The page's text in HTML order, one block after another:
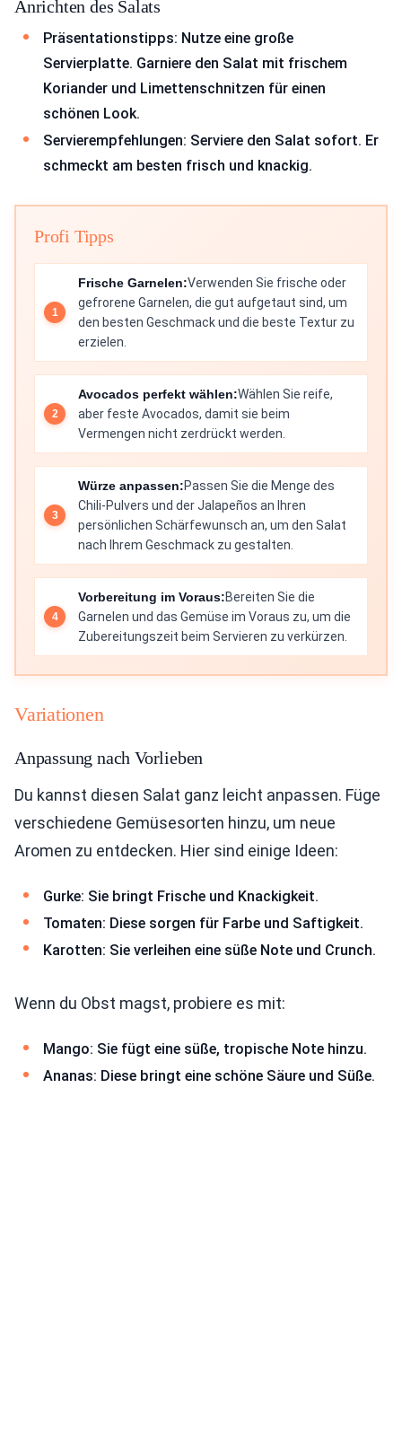
Anrichten des Salats
Präsentationstipps: Nutze eine große
Servierplatte. Garniere den Salat mit frischem
Koriander und Limettenschnitzen für einen
schönen Look.
Servierempfehlungen: Serviere den Salat sofort. Er
schmeckt am besten frisch und knackig.
Profi Tipps
Frische Garnelen:Verwenden Sie frische oder
gefrorene Garnelen, die gut aufgetaut sind, um
den besten Geschmack und die beste Textur zu
erzielen.
Avocados perfekt wählen:Wählen Sie reife,
aber feste Avocados, damit sie beim
Vermengen nicht zerdrückt werden.
Würze anpassen:Passen Sie die Menge des
Chili-Pulvers und der Jalapeños an Ihren
persönlichen Schärfewunsch an, um den Salat
nach Ihrem Geschmack zu gestalten.
Vorbereitung im Voraus:Bereiten Sie die
Garnelen und das Gemüse im Voraus zu, um die
Zubereitungszeit beim Servieren zu verkürzen.
Variationen
Anpassung nach Vorlieben
Du kannst diesen Salat ganz leicht anpassen. Füge
verschiedene Gemüsesorten hinzu, um neue
Aromen zu entdecken. Hier sind einige Ideen:
Gurke: Sie bringt Frische und Knackigkeit.
Tomaten: Diese sorgen für Farbe und Saftigkeit.
Karotten: Sie verleihen eine süße Note und Crunch.
Wenn du Obst magst, probiere es mit:
Mango: Sie fügt eine süße, tropische Note hinzu.
Ananas: Diese bringt eine schöne Säure und Süße.